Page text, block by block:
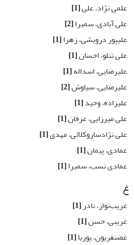
علمی نژاد، علی[1]
علی آبادی، سمیرا[2]
علیپور درویشی، زهرا[1]
علی تنلو، احسان[1]
علیرضایی، اسداله[1]
علیرضایی، سیاوش[2]
علیزاده، وحید[1]
علی میرزایی، عرفان[1]
علی نژادساروکلائی، مهدی[1]
عمادی، پیمان[1]
عمادی نسب، سمیرا[1]
غ
غریب‌نواز، نادر[1]
غریبی، حسن[1]
غضنفریون، پوریا[1]